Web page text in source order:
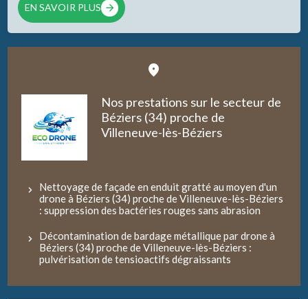
EN SAVOIR PLUS
Nos prestations sur le secteur de
Béziers (34) proche de
Villeneuve-lès-Béziers
Nettoyage de façade en enduit gratté au moyen d'un
drone à Béziers (34) proche de Villeneuve-lès-Béziers
: suppression des bactéries rouges sans abrasion
Décontamination de bardage métallique par drone à
Béziers (34) proche de Villeneuve-lès-Béziers :
pulvérisation de tensioactifs dégraissants